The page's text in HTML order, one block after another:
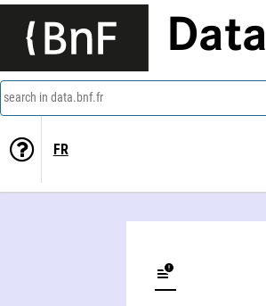
Data
search in data.bnf.fr
FR